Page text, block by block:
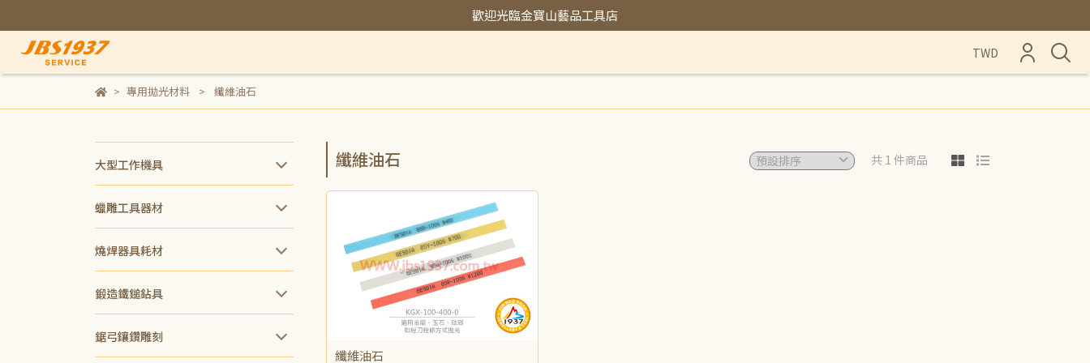
歡迎光臨金寶山藝品工具店
TWD
專用拋光材料 纖維油石
大型工作機具
蠟雕工具器材
燒焊器具耗材
鍛造鐵鎚鉆具
鋸弓鑲鑽雕刻
纖維油石 共 1 件商品
纖維油石